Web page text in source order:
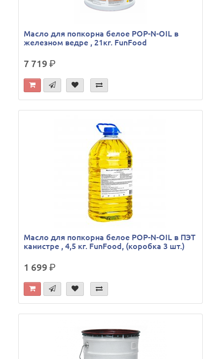
Масло для попкорна белое POP-N-OIL в
железном ведре , 21кг. FunFood
7 719р.
Масло для попкорна белое POP-N-OIL в ПЭТ
канистре , 4,5 кг. FunFood, (коробка 3 шт.)
1 699р.